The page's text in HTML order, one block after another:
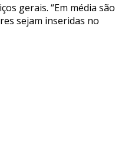
gerais. “Em média são
sejam inseridas no